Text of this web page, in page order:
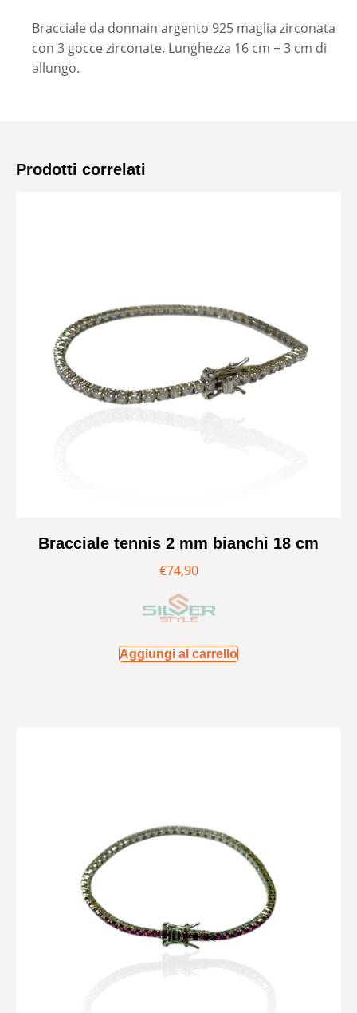
Bracciale da donnain argento 925 maglia zirconata
con 3 gocce zirconate. Lunghezza 16 cm + 3 cm di
allungo.
Prodotti correlati
Bracciale tennis 2 mm bianchi 18 cm
€74,90
Aggiungi al carrello